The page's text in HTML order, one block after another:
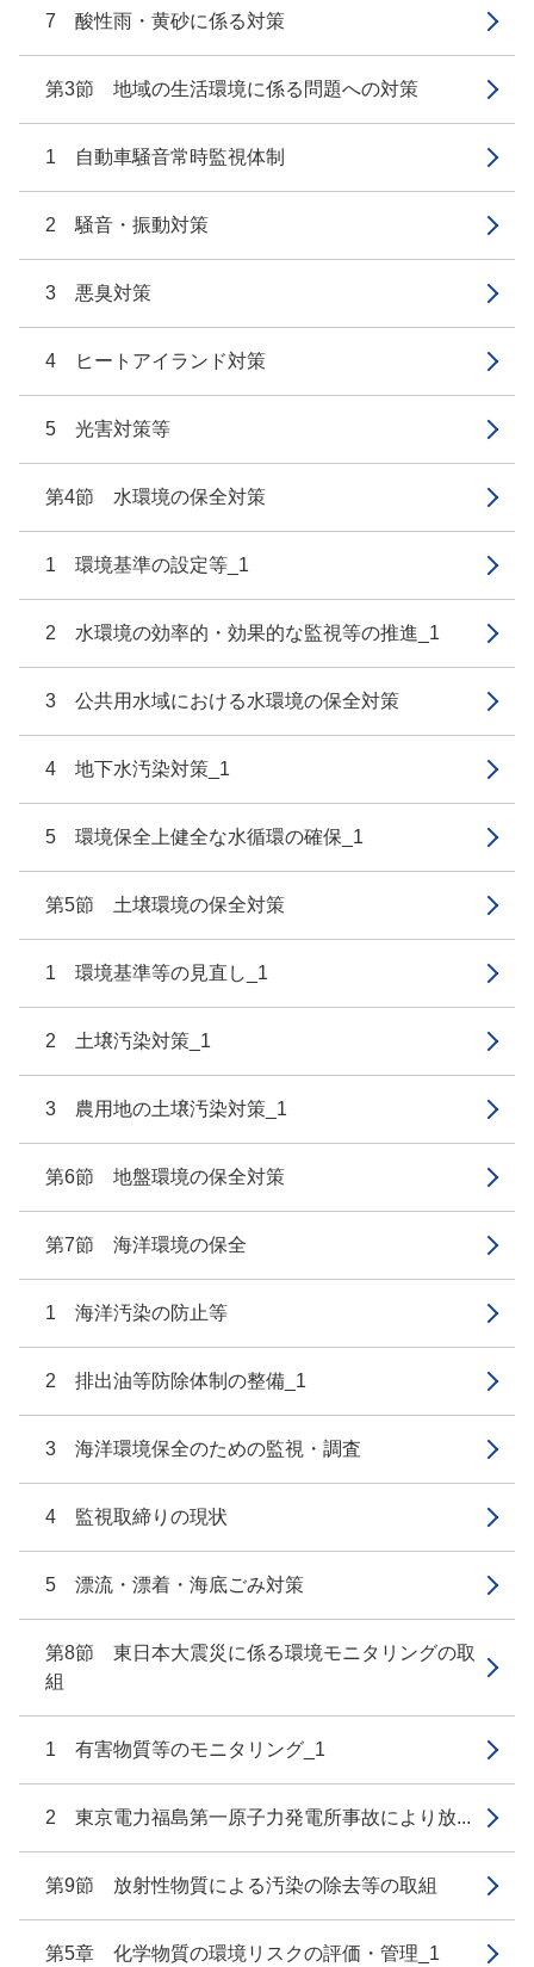
7 酸性雨・黄砂に係る対策
第3節 地域の生活環境に係る問題への対策
1 自動車騒音常時監視体制
2 騒音・振動対策
3 悪臭対策
4 ヒートアイランド対策
5 光害対策等
第4節 水環境の保全対策
1 環境基準の設定等_1
2 水環境の効率的・効果的な監視等の推進_1
3 公共用水域における水環境の保全対策
4 地下水汚染対策_1
5 環境保全上健全な水循環の確保_1
第5節 土壌環境の保全対策
1 環境基準等の見直し_1
2 土壌汚染対策_1
3 農用地の土壌汚染対策_1
第6節 地盤環境の保全対策
第7節 海洋環境の保全
1 海洋汚染の防止等
2 排出油等防除体制の整備_1
3 海洋環境保全のための監視・調査
4 監視取締りの現状
5 漂流・漂着・海底ごみ対策
第8節 東日本大震災に係る環境モニタリングの取
組
1 有害物質等のモニタリング_1
2 東京電力福島第一原子力発電所事故により放...
第9節 放射性物質による汚染の除去等の取組
第5章 化学物質の環境リスクの評価・管理_1